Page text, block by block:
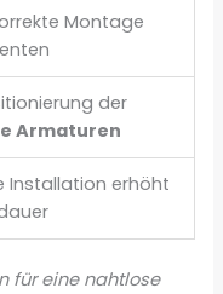
Montage
der
Armaturen
Installation erhöht
für eine nahtlose